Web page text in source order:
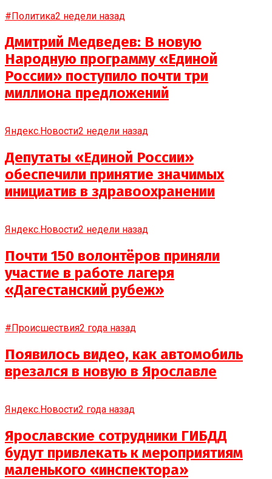
#Политика2 недели назад
Дмитрий Медведев: В новую
Народную программу «Единой
России» поступило почти три
миллиона предложений
Яндекс.Новости2 недели назад
Депутаты «Единой России»
обеспечили принятие значимых
инициатив в здравоохранении
Яндекс.Новости2 недели назад
Почти 150 волонтёров приняли
участие в работе лагеря
«Дагестанский рубеж»
#Происшествия2 года назад
Появилось видео, как автомобиль
врезался в новую в Ярославле
Яндекс.Новости2 года назад
Ярославские сотрудники ГИБДД
будут привлекать к мероприятиям
маленького «инспектора»